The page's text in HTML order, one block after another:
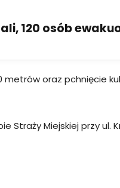
120 osób
oraz pchnięcie
Straży Miejskiej przy ul.